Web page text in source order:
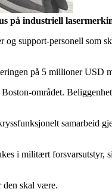
på industriell
support-personell som
på 5 millioner USD
området.
samarbeid
i militært
den skal være.